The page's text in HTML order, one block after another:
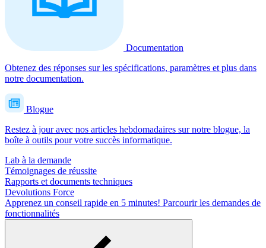
Documentation
Obtenez des réponses sur les spécifications, paramètres et plus dans
notre documentation.
Blogue
Restez à jour avec nos articles hebdomadaires sur notre blogue, la
boîte à outils pour votre succès informatique.
Lab à la demande
Témoignages de réussite
Rapports et documents techniques
Devolutions Force
Apprenez un conseil rapide en 5 minutes! Parcourir les demandes de
fonctionnalités